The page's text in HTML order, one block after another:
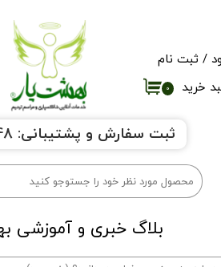
۰ خرید
/ ثبت نام
تغییر گذر واژه
خروج از حساب کاربری
ثبت سفارش و پشتیبانی:
بلاگ خبری و آموزشی